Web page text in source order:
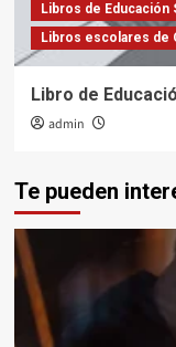
Libros de Educación
Libros escolares de
Libro de
admin
Te pueden